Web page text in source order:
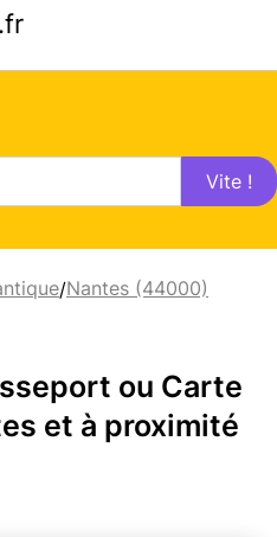
Vite !
/Nantes (44000)
ou Carte
et à proximité